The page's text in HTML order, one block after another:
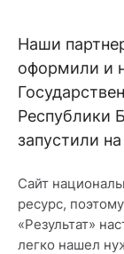
Наши
оформили и
Республики
запустили
Сайт
ресурс,
«Результат»
легко нашел